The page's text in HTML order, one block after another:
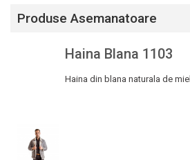
Produse Asemanatoare
Haina Blana 1103
Haina din blana naturala de miel.